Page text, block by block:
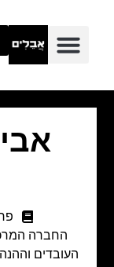
החברה
העובדים